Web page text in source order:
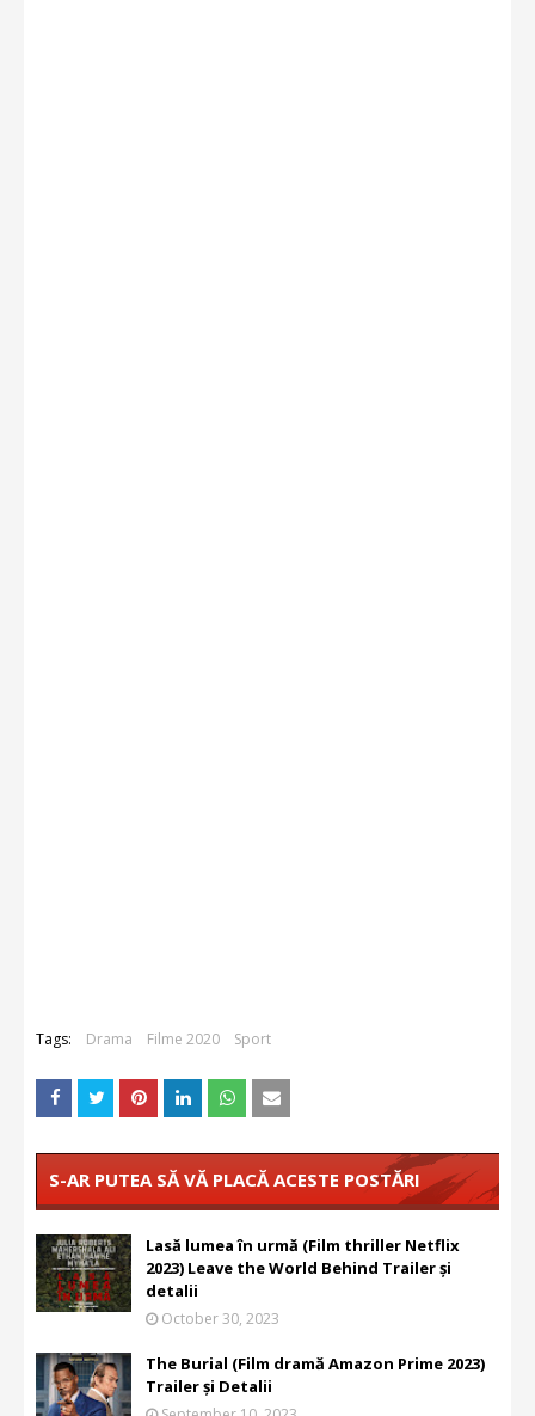
Tags: Drama Filme 2020 Sport
S-AR PUTEA SĂ VĂ PLACĂ ACESTE POSTĂRI
Lasă lumea în urmă (Film thriller Netflix
2023) Leave the World Behind Trailer și
detalii
October 30, 2023
The Burial (Film dramă Amazon Prime 2023)
Trailer și Detalii